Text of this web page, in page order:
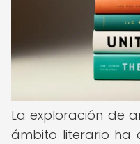
La exploración de
ámbito literario ha